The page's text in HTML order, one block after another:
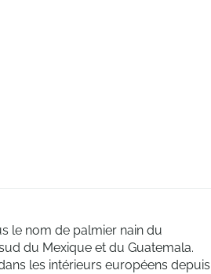
le nom de palmier nain du
du Mexique et du Guatemala.
les intérieurs européens depuis